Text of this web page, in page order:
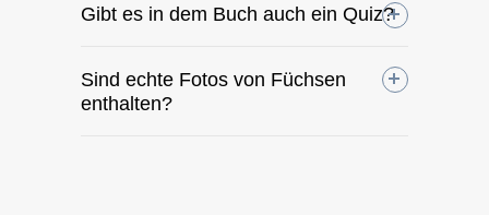
Gibt es in dem Buch auch ein Quiz?
Sind echte Fotos von Füchsen
enthalten?